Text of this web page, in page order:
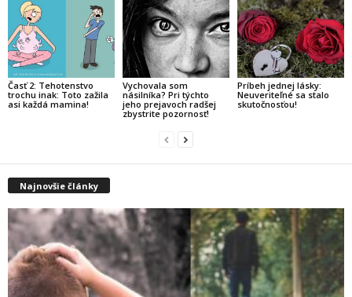
Časť 2: Tehotenstvo
trochu inak: Toto zažila
asi každá mamina!
Vychovala som
násilníka? Pri týchto
jeho prejavoch radšej
zbystrite pozornosť!
Príbeh jednej lásky:
Neuveriteľné sa stalo
skutočnosťou!
Najnovšie články